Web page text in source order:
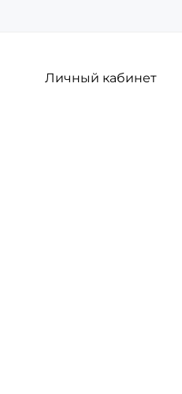
Личный кабинет